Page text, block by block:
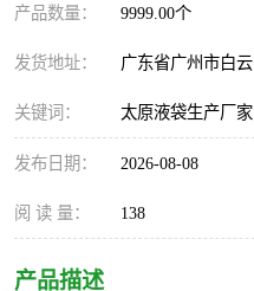
产品数量： 9999.00个
发货地址： 广东省广州市白
关键词： 太原液袋生产厂家
发布日期： 2026-08-08
阅 读 量： 138
产品描述